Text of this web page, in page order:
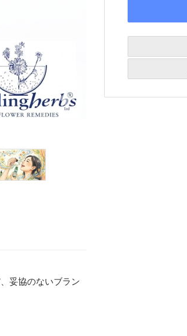
妥協のないブラン